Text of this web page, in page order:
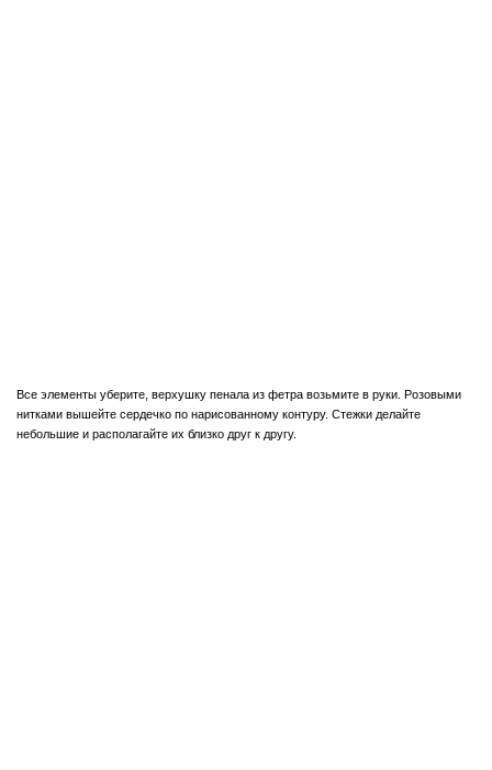
Все элементы уберите, верхушку пенала из фетра возьмите в руки. Розовыми
нитками вышейте сердечко по нарисованному контуру. Стежки делайте
небольшие и располагайте их близко друг к другу.